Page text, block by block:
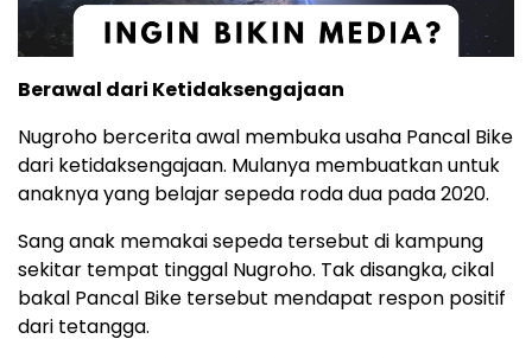
Berawal dari Ketidaksengajaan
Nugroho bercerita awal membuka usaha Pancal Bike
dari ketidaksengajaan. Mulanya membuatkan untuk
anaknya yang belajar sepeda roda dua pada 2020.
Sang anak memakai sepeda tersebut di kampung
sekitar tempat tinggal Nugroho. Tak disangka, cikal
bakal Pancal Bike tersebut mendapat respon positif
dari tetangga.